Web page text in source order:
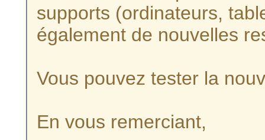
supports (ordinateurs,
également de nouvelles
Vous pouvez tester la
En vous remerciant,